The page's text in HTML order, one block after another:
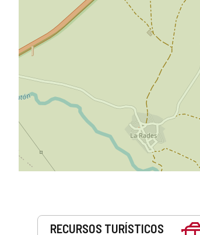
Servicios
RECURSOS TURÍSTICOS